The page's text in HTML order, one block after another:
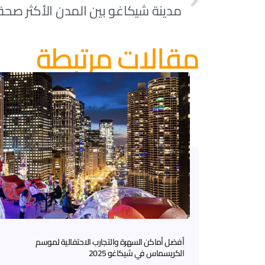
مدينة شيكاغو بين المدن الأكثر
مقالات مرتبطة
أفضل أماكن السهرة والتجارب الاحتفالية لموسم
الكريسماس في شيكاغو 2025